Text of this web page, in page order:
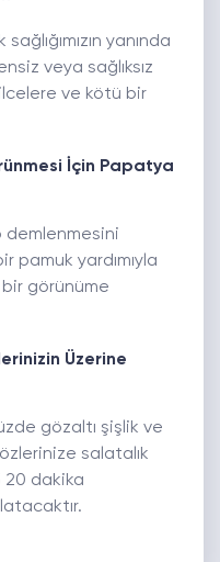
yanında
veya sağlıksız
ve kötü bir
İçin Papatya
demlenmesini
pamuk yardımıyla
bir görünüme
Üzerine
gözaltı şişlik ve
salatalık
20 dakika